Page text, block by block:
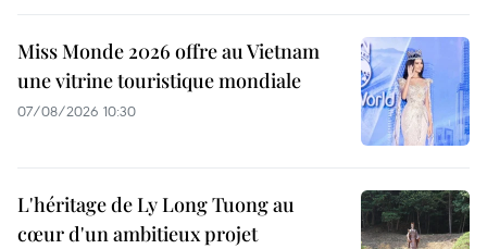
Miss Monde 2026 offre au Vietnam
une vitrine touristique mondiale
07/08/2026 10:30
L'héritage de Ly Long Tuong au
cœur d'un ambitieux projet